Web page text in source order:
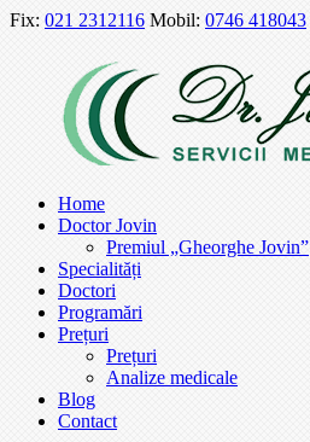
Fix: 021 2312116 Mobil: 0746 418043
Home
Doctor Jovin
Premiul „Gheorghe Jovin”
Specialități
Doctori
Programări
Prețuri
Prețuri
Analize medicale
Blog
Contact